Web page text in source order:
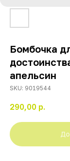
Бомбочка
апельсин
SKU: 9019544
290,00 р.